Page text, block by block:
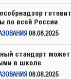
по всей России
08.08.2025
стандарт
в школе
08.08.2025